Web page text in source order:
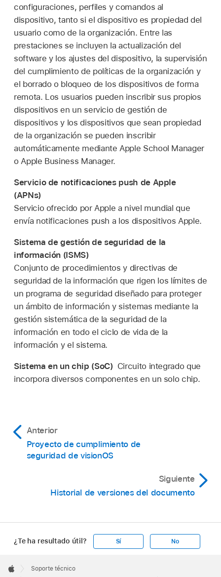
configuraciones, perfiles y comandos al
dispositivo, tanto si el dispositivo es propiedad del
usuario como de la organización. Entre las
prestaciones se incluyen la actualización del
software y los ajustes del dispositivo, la supervisión
del cumplimiento de políticas de la organización y
el borrado o bloqueo de los dispositivos de forma
remota. Los usuarios pueden inscribir sus propios
dispositivos en un servicio de gestión de
dispositivos y los dispositivos que sean propiedad
de la organización se pueden inscribir
automáticamente mediante Apple School Manager
o Apple Business Manager.
Servicio de notificaciones push de Apple
(APNs)
Servicio ofrecido por Apple a nivel mundial que
envía notificaciones push a los dispositivos Apple.
Sistema de gestión de seguridad de la
información (ISMS)
Conjunto de procedimientos y directivas de
seguridad de la información que rigen los límites de
un programa de seguridad diseñado para proteger
un ámbito de información y sistemas mediante la
gestión sistemática de la seguridad de la
información en todo el ciclo de vida de la
información y el sistema.
Sistema en un chip (SoC) Circuito integrado que
incorpora diversos componentes en un solo chip.
Anterior
Proyecto de cumplimiento de
seguridad de visionOS
Siguiente
Historial de versiones del documento
¿Te ha resultado útil? Sí No
Footer

Soporte técnico